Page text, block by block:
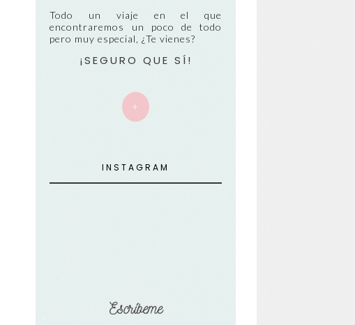
Todo un viaje en el que
encontraremos un poco de todo
pero muy especial, ¿Te vienes?
¡SEGURO QUE SÍ!
+
INSTAGRAM